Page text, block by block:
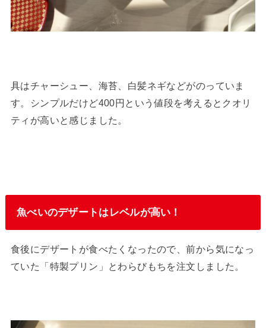
具はチャーシュー、海苔、白髪ネギなどがのっていま
す。シンプルだけど400円という値段を考えるとクオリ
ティが高いと感じました。
魚べいのデザートはレベルが高い！
食後にデザートが食べたくなったので、前から気になっ
ていた「特製プリン」とわらびもちを注文しました。